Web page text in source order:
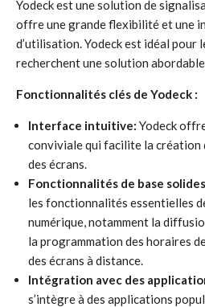
Yodeck est une solution de
offre une grande flexibilité et une
d’utilisation. Yodeck est idéal pour
recherchent une solution
Fonctionnalités clés de Yodeck :
Interface intuitive: Yodeck
conviviale qui facilite la création
des écrans.
Fonctionnalités de base
les fonctionnalités essentielles
numérique, notamment la
la programmation des horaires
des écrans à distance.
Intégration avec des
s’intègre à des applications